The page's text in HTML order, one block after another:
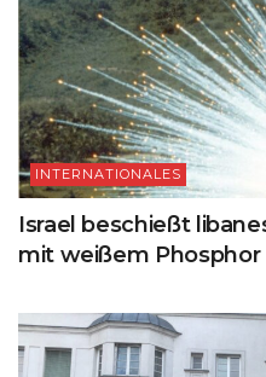
INTERNATIONALES
Israel beschießt
mit weißem Phosphor